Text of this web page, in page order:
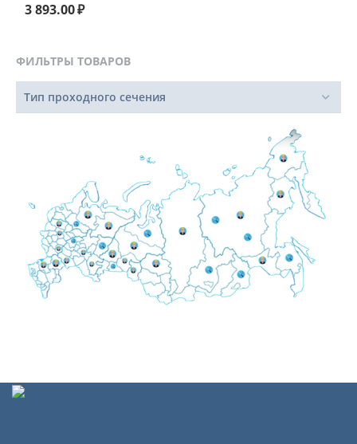
3 893.00₽
ФИЛЬТРЫ ТОВАРОВ
Тип проходного сечения